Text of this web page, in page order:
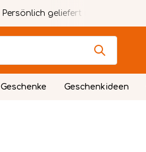
Persönlich geliefert in Twente
Geschenke Geschenkideen